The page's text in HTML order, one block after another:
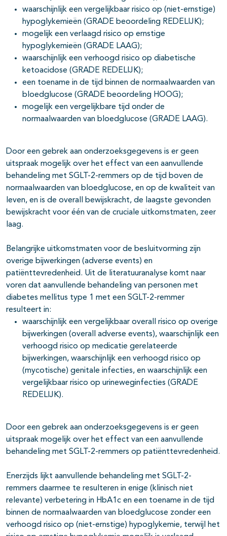
waarschijnlijk een vergelijkbaar risico op (niet-ernstige)
hypoglykemieën (GRADE beoordeling REDELIJK);
mogelijk een verlaagd risico op ernstige
hypoglykemieën (GRADE LAAG);
waarschijnlijk een verhoogd risico op diabetische
ketoacidose (GRADE REDELIJK);
een toename in de tijd binnen de normaalwaarden van
bloedglucose (GRADE beoordeling HOOG);
mogelijk een vergelijkbare tijd onder de
normaalwaarden van bloedglucose (GRADE LAAG).
Door een gebrek aan onderzoeksgegevens is er geen
uitspraak mogelijk over het effect van een aanvullende
behandeling met SGLT-2-remmers op de tijd boven de
normaalwaarden van bloedglucose, en op de kwaliteit van
leven, en is de overall bewijskracht, de laagste gevonden
bewijskracht voor één van de cruciale uitkomstmaten, zeer
laag.
Belangrijke uitkomstmaten voor de besluitvorming zijn
overige bijwerkingen (adverse events) en
patiënttevredenheid. Uit de literatuuranalyse komt naar
voren dat aanvullende behandeling van personen met
diabetes mellitus type 1 met een SGLT-2-remmer
resulteert in:
waarschijnlijk een vergelijkbaar overall risico op overige
bijwerkingen (overall adverse events), waarschijnlijk een
verhoogd risico op medicatie gerelateerde
bijwerkingen, waarschijnlijk een verhoogd risico op
(mycotische) genitale infecties, en waarschijnlijk een
vergelijkbaar risico op urineweginfecties (GRADE
REDELIJK).
Door een gebrek aan onderzoeksgegevens is er geen
uitspraak mogelijk over het effect van een aanvullende
behandeling met SGLT-2-remmers op patiënttevredenheid.
Enerzijds lijkt aanvullende behandeling met SGLT-2-
remmers daarmee te resulteren in enige (klinisch niet
relevante) verbetering in HbA1c en een toename in de tijd
binnen de normaalwaarden van bloedglucose zonder een
verhoogd risico op (niet-ernstige) hypoglykemie, terwijl het